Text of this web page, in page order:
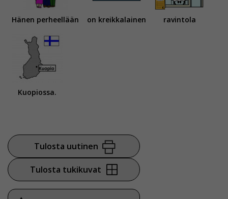
Hänen perheellään on kreikkalainen ravintola
Kuopiossa.
Tulosta uutinen
Tulosta tukikuvat
Voit valita, hyväksytkö näiden evästeiden käytön.